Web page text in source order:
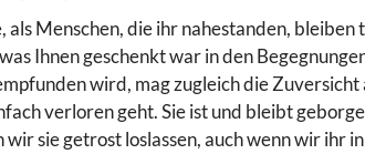
als Menschen, die ihr nahestanden,
Ihnen geschenkt war in den
wird, mag zugleich die Zuversicht
verloren geht. Sie ist und bleibt
wir sie getrost loslassen, auch wenn wir ihr